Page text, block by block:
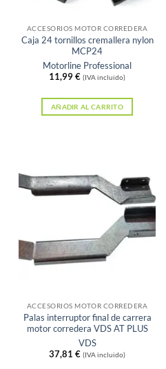
ACCESORIOS MOTOR CORREDERA
Caja 24 tornillos cremallera nylon
MCP24
Motorline Professional
11,99€ (IVA incluido)
AÑADIR AL CARRITO
ACCESORIOS MOTOR CORREDERA
Palas interruptor final de carrera
motor corredera VDS AT PLUS
VDS
37,81 € (IVA incluido)